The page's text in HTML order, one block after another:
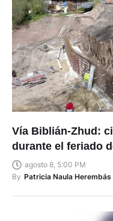
Vía Biblián-Zhud:
durante el feriado
agosto 8, 5:00 PM
By Patricia Naula Herembás